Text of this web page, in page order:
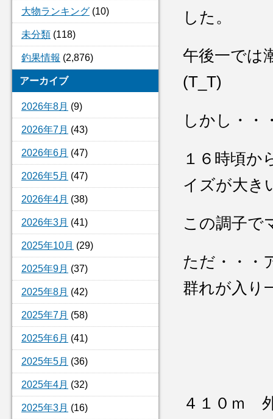
大物ランキング (10)
未分類 (118)
釣果情報 (2,876)
アーカイブ
2026年8月 (9)
2026年7月 (43)
2026年6月 (47)
2026年5月 (47)
2026年4月 (38)
2026年3月 (41)
2025年10月 (29)
2025年9月 (37)
2025年8月 (42)
2025年7月 (58)
2025年6月 (41)
2025年5月 (36)
2025年4月 (32)
2025年3月 (16)
した。
午後一では
(T_T)
しかし・
１６時頃
イズが大き
この調子で
ただ・・・
群れが入り
４１０ｍ